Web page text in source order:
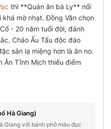
thì **Quán ăn bà Ly** nổi
mờ nhạt. Đồng Văn chọn
- 20 năm tuổi đời, đánh
Cháo Ấu Tẩu độc đáo
sản lạ miệng hơn là ăn no.
Ăn Tĩnh Mịch thiếu điểm
Hà Giang)
Giang với bánh phở màu đục